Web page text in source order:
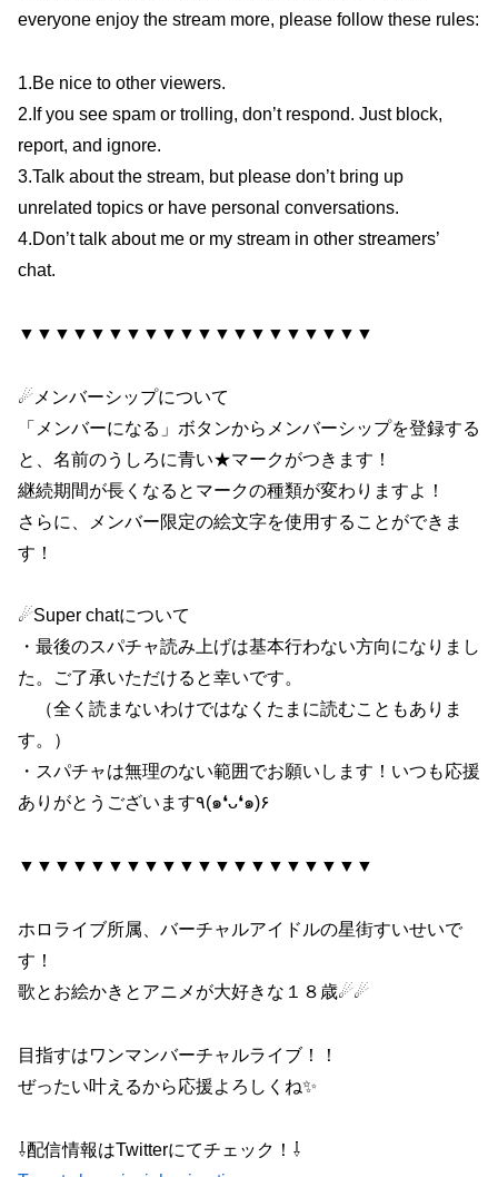
everyone enjoy the stream more, please follow these rules:
1.Be nice to other viewers.
2.If you see spam or trolling, don’t respond. Just block,
report, and ignore.
3.Talk about the stream, but please don’t bring up
unrelated topics or have personal conversations.
4.Don’t talk about me or my stream in other streamers’
chat.
▼▼▼▼▼▼▼▼▼▼▼▼▼▼▼▼▼▼▼▼
☄メンバーシップについて
「メンバーになる」ボタンからメンバーシップを登録する
と、名前のうしろに青い★マークがつきます！
継続期間が長くなるとマークの種類が変わりますよ！
さらに、メンバー限定の絵文字を使用することができま
す！
☄Super chatについて
・最後のスパチャ読み上げは基本行わない方向になりまし
た。ご了承いただけると幸いです。
（全く読まないわけではなくたまに読むこともありま
す。）
・スパチャは無理のない範囲でお願いします！いつも応援
ありがとうございます٩(๑❛ᴗ❛๑)۶
▼▼▼▼▼▼▼▼▼▼▼▼▼▼▼▼▼▼▼▼
ホロライブ所属、バーチャルアイドルの星街すいせいで
す！
歌とお絵かきとアニメが大好きな１８歳☄☄
目指すはワンマンバーチャルライブ！！
ぜったい叶えるから応援よろしくね✨
⇩配信情報はTwitterにてチェック！⇩